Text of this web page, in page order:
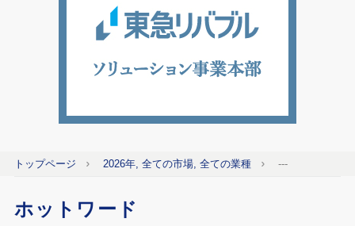
トップページ 2026年, 全ての市場, 全ての業種 ---
ホットワード